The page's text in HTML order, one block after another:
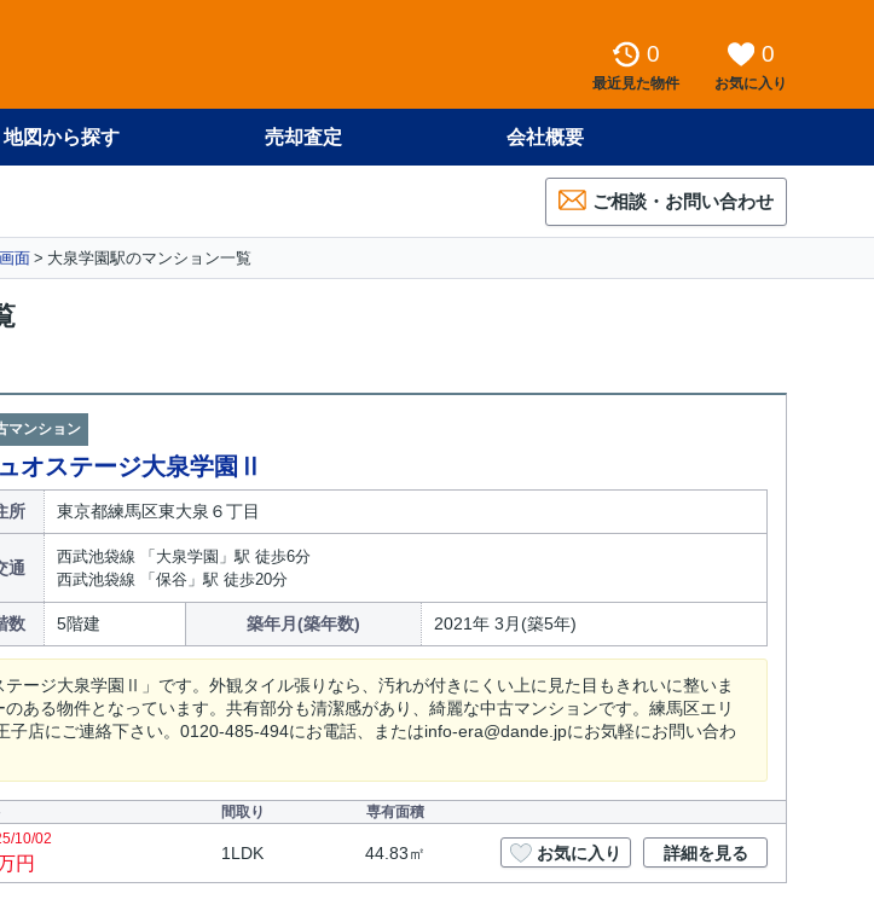
0
最近見た物件
0
お気に入り
地図から探す 売却査定 会社概要
ご相談・お問い合わせ
面 大泉学園駅のマンション一覧
マンション
オステージ大泉学園Ⅱ
所 東京都練馬区東大泉６丁目
通
西武池袋線 「大泉学園」駅 徒歩6分
西武池袋線 「保谷」駅 徒歩20分
数 5階建 築年月(築年数) 2021年 3月(築5年)
ージ大泉学園Ⅱ」です。外観タイル張りなら、汚れが付きにくい上に見た目もきれいに整いま
ある物件となっています。共有部分も清潔感があり、綺麗な中古マンションです。練馬区エリ
子店にご連絡下さい。0120-485-494にお電話、またはinfo-era@dande.jpにお気軽にお問い合わ
間取り 専有面積
10/02
円 1LDK 44.83㎡ お気に入り 詳細を見る